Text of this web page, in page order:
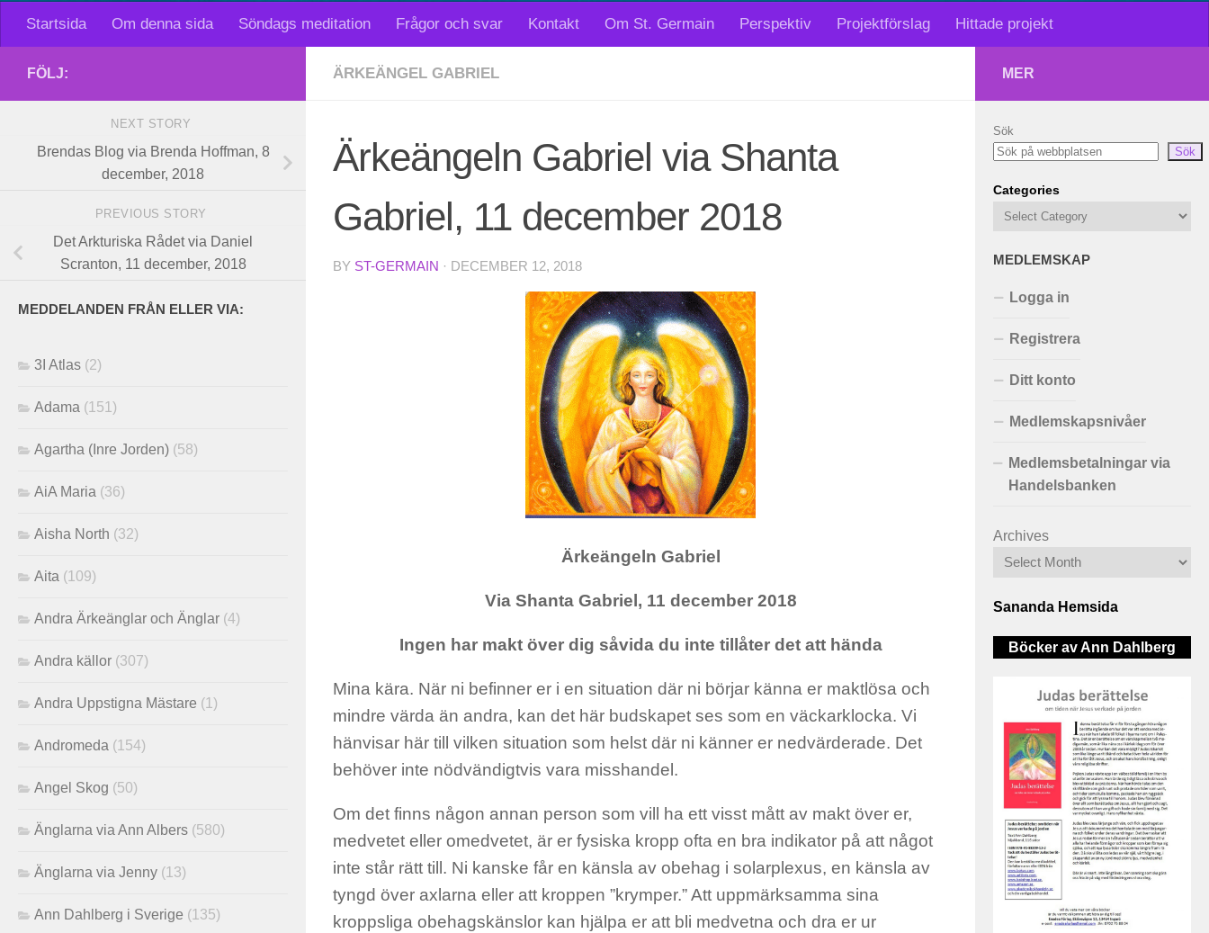
Startsida Om denna sida Söndags meditation Frågor och svar Kontakt Om St. Germain Perspektiv Projektförslag Hittade projekt
ÄRKEÄNGEL GABRIEL
Ärkeängeln Gabriel via Shanta
Gabriel, 11 december 2018
BY ST-GERMAIN · DECEMBER 12, 2018
Ärkeängeln Gabriel
Via Shanta Gabriel, 11 december 2018
Ingen har makt över dig såvida du inte tillåter det att hända
Mina kära. När ni befinner er i en situation där ni börjar känna er maktlösa och
mindre värda än andra, kan det här budskapet ses som en väckarklocka. Vi
hänvisar här till vilken situation som helst där ni känner er nedvärderade. Det
behöver inte nödvändigtvis vara misshandel.
Om det finns någon annan person som vill ha ett visst mått av makt över er,
medvetet eller omedvetet, är er fysiska kropp ofta en bra indikator på att något
inte står rätt till. Ni kanske får en känsla av obehag i solarplexus, en känsla av
tyngd över axlarna eller att kroppen ”krymper.” Att uppmärksamma sina
kroppsliga obehagskänslor kan hjälpa er att bli medvetna och dra er ur
FÖLJ:
NEXT STORY
Brendas Blog via Brenda Hoffman, 8
december, 2018
PREVIOUS STORY
Det Arkturiska Rådet via Daniel
Scranton, 11 december, 2018
MEDDELANDEN FRÅN ELLER VIA:
3I Atlas (2)
Adama (151)
Agartha (Inre Jorden) (58)
AiA Maria (36)
Aisha North (32)
Aita (109)
Andra Ärkeänglar och Änglar (4)
Andra källor (307)
Andra Uppstigna Mästare (1)
Andromeda (154)
Angel Skog (50)
Änglarna via Ann Albers (580)
Änglarna via Jenny (13)
Ann Dahlberg i Sverige (135)
MER
Sök
Sök
Categories
MEDLEMSKAP
Logga in
Registrera
Ditt konto
Medlemskapsnivåer
Medlemsbetalningar via
Handelsbanken
Archives
Sananda Hemsida
Böcker av Ann Dahlberg